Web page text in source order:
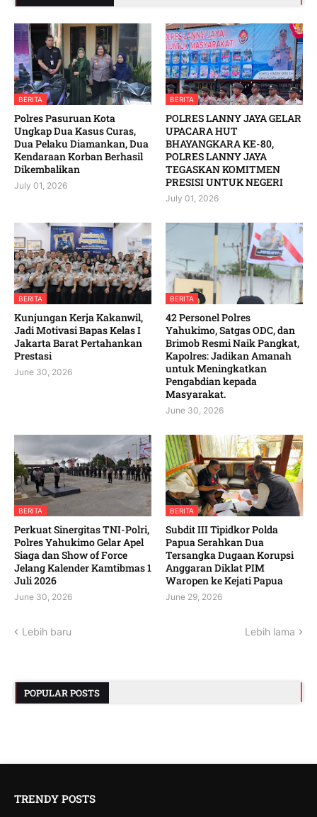
BERITA
Polres Pasuruan Kota
Ungkap Dua Kasus Curas,
Dua Pelaku Diamankan, Dua
Kendaraan Korban Berhasil
Dikembalikan
July 01, 2026
BERITA
POLRES LANNY JAYA GELAR
UPACARA HUT
BHAYANGKARA KE-80,
POLRES LANNY JAYA
TEGASKAN KOMITMEN
PRESISI UNTUK NEGERI
July 01, 2026
BERITA
Kunjungan Kerja Kakanwil,
Jadi Motivasi Bapas Kelas I
Jakarta Barat Pertahankan
Prestasi
June 30, 2026
BERITA
42 Personel Polres
Yahukimo, Satgas ODC, dan
Brimob Resmi Naik Pangkat,
Kapolres: Jadikan Amanah
untuk Meningkatkan
Pengabdian kepada
Masyarakat. ‎
June 30, 2026
BERITA
‎Perkuat Sinergitas TNI-Polri,
Polres Yahukimo Gelar Apel
Siaga dan Show of Force
Jelang Kalender Kamtibmas 1
Juli 2026 ‎ ‎
June 30, 2026
BERITA
Subdit III Tipidkor Polda
Papua Serahkan Dua
Tersangka Dugaan Korupsi
Anggaran Diklat PIM
Waropen ke Kejati Papua
June 29, 2026
Lebih baru Lebih lama
POPULAR POSTS
TRENDY POSTS